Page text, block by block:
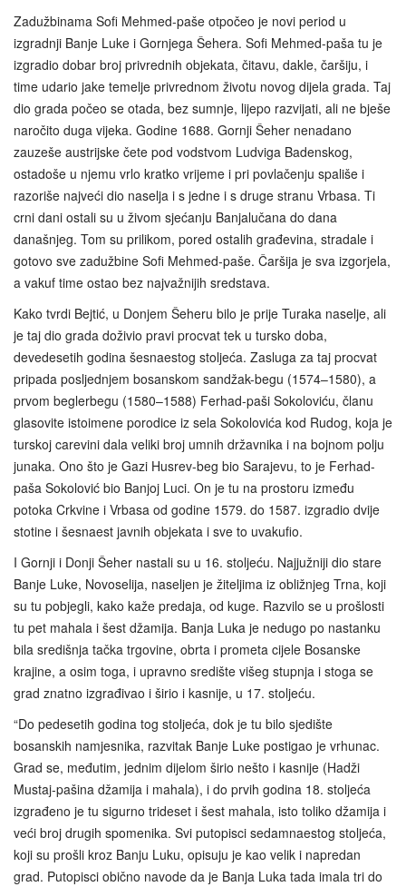
Zadužbinama Sofi Mehmed-paše otpočeo je novi period u
izgradnji Banje Luke i Gornjega Šehera. Sofi Mehmed-paša tu je
izgradio dobar broj privrednih objekata, čitavu, dakle, čaršiju, i
time udario jake temelje privrednom životu novog dijela grada. Taj
dio grada počeo se otada, bez sumnje, lijepo razvijati, ali ne bješe
naročito duga vijeka. Godine 1688. Gornji Šeher nenadano
zauzeše austrijske čete pod vodstvom Ludviga Badenskog,
ostadoše u njemu vrlo kratko vrijeme i pri povlačenju spališe i
razoriše najveći dio naselja i s jedne i s druge stranu Vrbasa. Ti
crni dani ostali su u živom sjećanju Banjalučana do dana
današnjeg. Tom su prilikom, pored ostalih građevina, stradale i
gotovo sve zadužbine Sofi Mehmed-paše. Čaršija je sva izgorjela,
a vakuf time ostao bez najvažnijih sredstava.
Kako tvrdi Bejtić, u Donjem Šeheru bilo je prije Turaka naselje, ali
je taj dio grada doživio pravi procvat tek u tursko doba,
devedesetih godina šesnaestog stoljeća. Zasluga za taj procvat
pripada posljednjem bosanskom sandžak-begu (1574–1580), a
prvom beglerbegu (1580–1588) Ferhad-paši Sokoloviću, članu
glasovite istoimene porodice iz sela Sokolovića kod Rudog, koja je
turskoj carevini dala veliki broj umnih državnika i na bojnom polju
junaka. Ono što je Gazi Husrev-beg bio Sarajevu, to je Ferhad-
paša Sokolović bio Banjoj Luci. On je tu na prostoru između
potoka Crkvine i Vrbasa od godine 1579. do 1587. izgradio dvije
stotine i šesnaest javnih objekata i sve to uvakufio.
I Gornji i Donji Šeher nastali su u 16. stoljeću. Najjužniji dio stare
Banje Luke, Novoselija, naseljen je žiteljima iz obližnjeg Trna, koji
su tu pobjegli, kako kaže predaja, od kuge. Razvilo se u prošlosti
tu pet mahala i šest džamija. Banja Luka je nedugo po nastanku
bila središnja tačka trgovine, obrta i prometa cijele Bosanske
krajine, a osim toga, i upravno središte višeg stupnja i stoga se
grad znatno izgrađivao i širio i kasnije, u 17. stoljeću.
“Do pedesetih godina tog stoljeća, dok je tu bilo sjedište
bosanskih namjesnika, razvitak Banje Luke postigao je vrhunac.
Grad se, međutim, jednim dijelom širio nešto i kasnije (Hadži
Mustaj‑pašina džamija i mahala), i do prvih godina 18. stoljeća
izgrađeno je tu sigurno trideset i šest mahala, isto toliko džamija i
veći broj drugih spomenika. Svi putopisci sedamnaestog stoljeća,
koji su prošli kroz Banju Luku, opisuju je kao velik i napredan
grad. Putopisci obično navode da je Banja Luka tada imala tri do